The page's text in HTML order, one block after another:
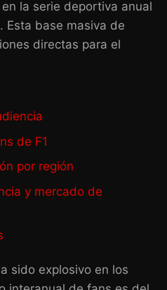
la serie deportiva anual
Esta base masiva de
directas para el
de F1
por región
y mercado de
sido explosivo en los